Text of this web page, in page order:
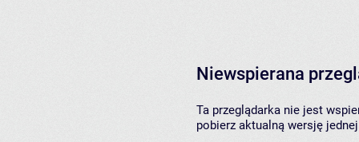
Niewspierana
Ta przeglądarka nie jest
pobierz aktualną wersję